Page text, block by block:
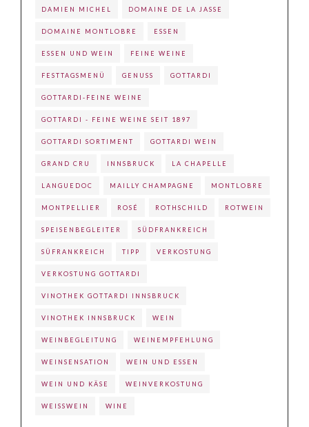
DAMIEN MICHEL DOMAINE DE LA JASSE
DOMAINE MONTLOBRE ESSEN
ESSEN UND WEIN FEINE WEINE
FESTTAGSMENÜ GENUSS GOTTARDI
GOTTARDI-FEINE WEINE
GOTTARDI - FEINE WEINE SEIT 1897
GOTTARDI SORTIMENT GOTTARDI WEIN
GRAND CRU INNSBRUCK LA CHAPELLE
LANGUEDOC MAILLY CHAMPAGNE MONTLOBRE
MONTPELLIER ROSÉ ROTHSCHILD ROTWEIN
SPEISENBEGLEITER SÜDFRANKREICH
SÜFRANKREICH TIPP VERKOSTUNG
VERKOSTUNG GOTTARDI
VINOTHEK GOTTARDI INNSBRUCK
VINOTHEK INNSBRUCK WEIN
WEINBEGLEITUNG WEINEMPFEHLUNG
WEINSENSATION WEIN UND ESSEN
WEIN UND KÄSE WEINVERKOSTUNG
WEISSWEIN WINE